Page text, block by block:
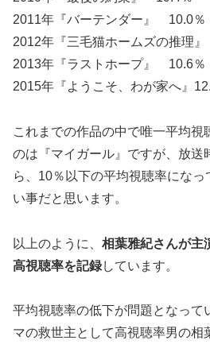
2011年『バーテンダー』 10.0％
2012年『三毛猫ホームズの推理
2013年『ラストホープ』 10.6％
2015年『ようこそ、わが家へ』
これまでの作品の中で唯一平均視
のは『マイガール』ですが、放送
ら、10％以下の平均視聴率にな
い事だと思います。
以上のように、 相葉雅紀さんが主
高視聴率を記録しています。
平均視聴率の低下が問題となって
マの救世主として高視聴率男の相